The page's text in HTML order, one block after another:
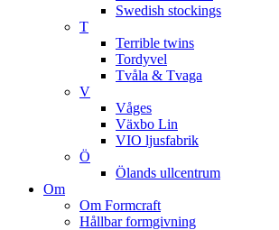
Swedish stockings
T
Terrible twins
Tordyvel
Tvåla & Tvaga
V
Våges
Växbo Lin
VIO ljusfabrik
Ö
Ölands ullcentrum
Om
Om Formcraft
Hållbar formgivning